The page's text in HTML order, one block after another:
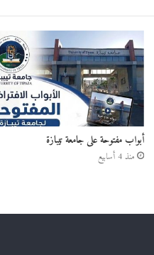
أبواب مفتوحة على جامعة تيبازة
منذ 4 أسابيع